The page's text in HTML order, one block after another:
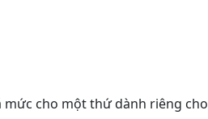
mức cho một thứ dành riêng cho